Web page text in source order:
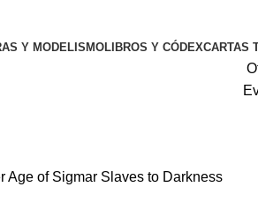
Y MODELISMOLIBROS Y CÓDEXCARTAS
Age of Sigmar Slaves to Darkness